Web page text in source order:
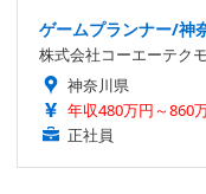
ゲームプランナー/神
株式会社コーエーテク
神奈川県
年収480万円～860
正社員